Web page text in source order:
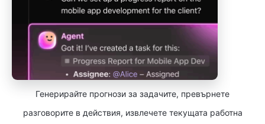
Генерирайте прогнози за задачите, превърнете
разговорите в действия, извлечете текущата работна